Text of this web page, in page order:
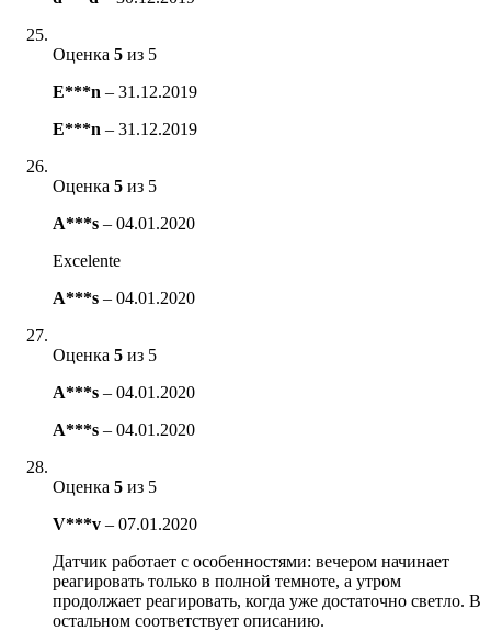
Оценка 5 из 5
E***n – 31.12.2019
E***n – 31.12.2019
Оценка 5 из 5
A***s – 04.01.2020
Excelente
A***s – 04.01.2020
Оценка 5 из 5
A***s – 04.01.2020
A***s – 04.01.2020
Оценка 5 из 5
V***v – 07.01.2020
Датчик работает с особенностями: вечером начинает
реагировать только в полной темноте, а утром
продолжает реагировать, когда уже достаточно светло. В
остальном соответствует описанию.